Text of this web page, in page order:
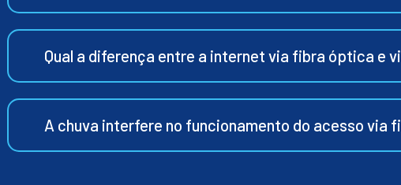
Qual a diferença entre a internet via fibra óptica e
A chuva interfere no funcionamento do acesso via